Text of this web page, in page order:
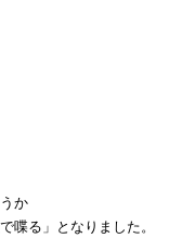
か
喋る」となりました。